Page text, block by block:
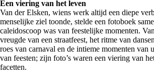
Een viering van het leven
Van der Elsken, wiens werk altijd een diepe
menselijke ziel toonde, stelde een fotoboek
caleidoscoop was van feestelijke momenten.
vreugde van een straatfeest, het ritme van
roes van carnaval en de intieme momenten van
van feesten; zijn foto’s waren een viering van
facetten.